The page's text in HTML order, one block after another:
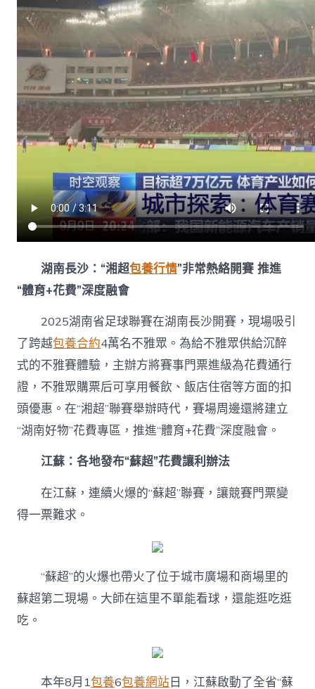
湖南長沙：“湘超包養行情”非常熱絡開賽 推進
“體育+花費”深度融會
2025湖南省足球聯賽在湖南長沙開賽，現場吸引
了跨越包養合約4萬名不雅眾。為給不雅眾供給沉醉
式的不雅賽體驗，主辦方將賽事門票進級為花費通行
證，不雅眾購票后可享用餐飲、飯店住宿等方面的扣
頭優惠。在“湘超”聯賽舉辦時代，賽場周邊還將建立
“湖南好物”花費專區，推進“體育+花費”深度融會。
江蘇：各地發布“蘇超”花費讓利辦法
在江蘇，連續火爆的“蘇超”聯賽，讓競賽門票變
得一票難求。
“蘇超”的火爆也帶火了位于城市廣場和商場里的
蘇超第二現場。大師在這里不單能看球，還能逛吃逛
吃。
本年8月1包養6包養網站日，江蘇啟動了全省“蘇